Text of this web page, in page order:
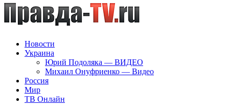
Новости
Украина
Юрий Подоляка — ВИДЕО
Михаил Онуфриенко — Видео
Россия
Мир
ТВ Онлайн